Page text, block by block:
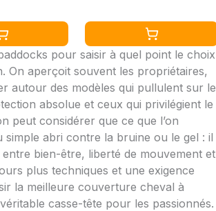
600D Rembourrage 300
g, Couverture d'hiver
Chaude pour Chevaux,
Robuste et Facile
d'entretien, Tornado
pour saisir à quel point le choix
On aperçoit souvent les propriétaires,
autour des modèles qui pullulent sur le
absolue et ceux qui privilégient le
peut considérer que ce que l’on
simple abri contre la bruine ou le gel : il
bien-être, liberté de mouvement et
plus techniques et une exigence
la meilleure couverture cheval à
casse-tête pour les passionnés.